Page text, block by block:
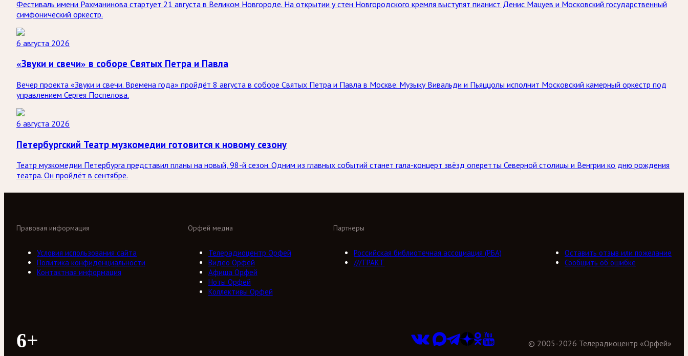
Фестиваль имени Рахманинова стартует 21 августа в Великом Новгороде. На открытии у стен Новгородского кремля выступят пианист Денис Мацуев и Московский государственный
симфонический оркестр.
6 августа 2026
«Звуки и свечи» в соборе Святых Петра и Павла
Вечер проекта «Звуки и свечи. Времена года» пройдёт 8 августа в соборе Святых Петра и Павла в Москве. Музыку Вивальди и Пьяццолы исполнит Московский камерный оркестр под
управлением Сергея Поспелова.
6 августа 2026
Петербургский Театр музкомедии готовится к новому сезону
Театр музкомедии Петербурга представил планы на новый, 98-й сезон. Одним из главных событий станет гала-концерт звёзд оперетты Северной столицы и Венгрии ко дню рождения
театра. Он пройдёт в сентябре.
Орфей медиа
Телерадиоцентр Орфей
Видео Орфей
Афиша Орфей
Ноты Орфей
Коллективы Орфей
Партнеры
Российская библиотечная ассоциация (РБА)
///ТРАКТ
Правовая информация
Условия использования сайта
Политика конфиденциальности
Контактная информация
Оставить отзыв или пожелание
Сообщить об ошибке
6+ © 2005-2026 Телерадиоцентр «Орфей»